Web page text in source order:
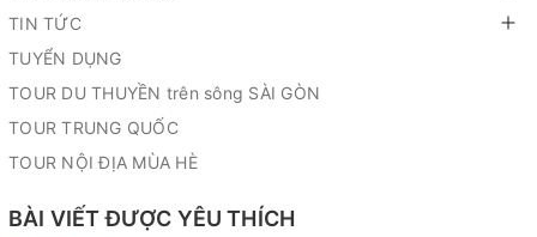
TIN TỨC
TUYỂN DỤNG
TOUR DU THUYỀN trên sông SÀI GÒN
TOUR TRUNG QUỐC
TOUR NỘI ĐỊA MÙA HÈ
BÀI VIẾT ĐƯỢC YÊU THÍCH